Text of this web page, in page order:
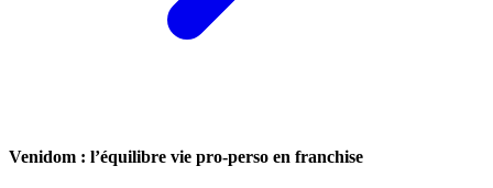
Venidom : l’équilibre vie pro-perso en franchise